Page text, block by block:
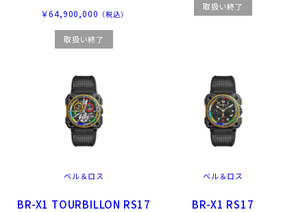
￥64,900,000 （税込）
取扱い終了
取扱い終了
ベル＆ロス
BR-X1 TOURBILLON RS17
ベル＆ロス
BR-X1 RS17